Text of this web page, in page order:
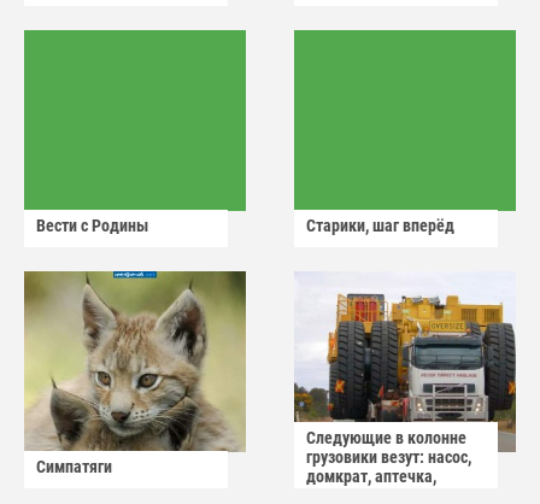
Вести с Родины Старики, шаг вперёд
Симпатяги
Следующие в колонне
грузовики везут: насос,
домкрат, аптечка,